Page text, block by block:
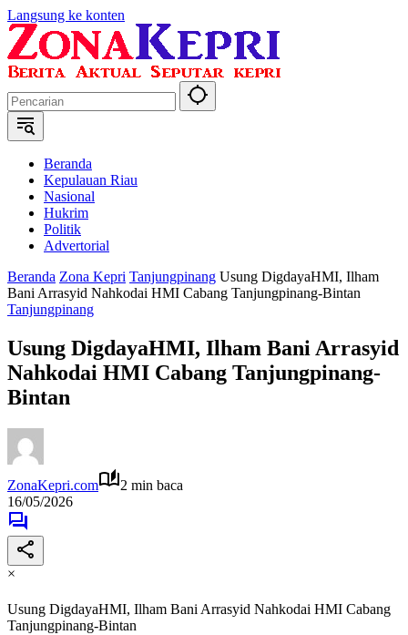
Langsung ke konten
Beranda
Kepulauan Riau
Nasional
Hukrim
Politik
Advertorial
Beranda Zona Kepri Tanjungpinang Usung DigdayaHMI, Ilham
Bani Arrasyid Nahkodai HMI Cabang Tanjungpinang-Bintan
Tanjungpinang
Usung DigdayaHMI, Ilham Bani Arrasyid
Nahkodai HMI Cabang Tanjungpinang-
Bintan
ZonaKepri.com
2 min baca
16/05/2026
×
Usung DigdayaHMI, Ilham Bani Arrasyid Nahkodai HMI Cabang
Tanjungpinang-Bintan